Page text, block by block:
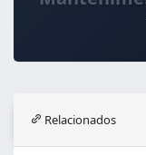
Relacionados